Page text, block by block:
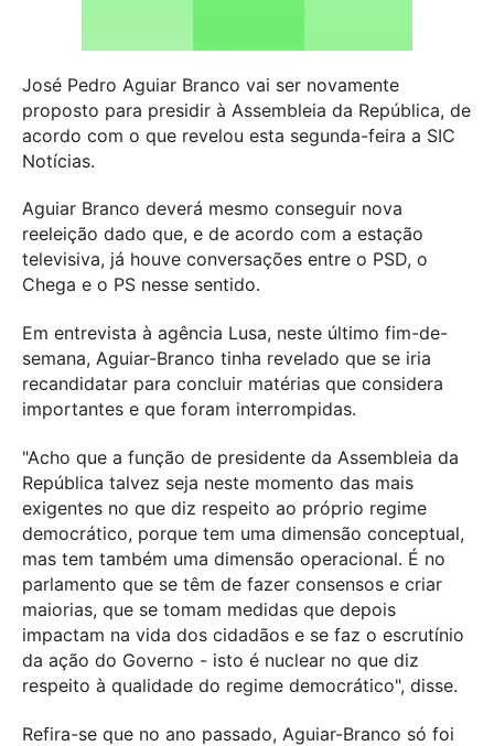
José Pedro Aguiar Branco vai ser novamente
proposto para presidir à Assembleia da República, de
acordo com o que revelou esta segunda-feira a SIC
Notícias.
Aguiar Branco deverá mesmo conseguir nova
reeleição dado que, e de acordo com a estação
televisiva, já houve conversações entre o PSD, o
Chega e o PS nesse sentido.
Em entrevista à agência Lusa, neste último fim-de-
semana, Aguiar-Branco tinha revelado que se iria
recandidatar para concluir matérias que considera
importantes e que foram interrompidas.
"Acho que a função de presidente da Assembleia da
República talvez seja neste momento das mais
exigentes no que diz respeito ao próprio regime
democrático, porque tem uma dimensão conceptual,
mas tem também uma dimensão operacional. É no
parlamento que se têm de fazer consensos e criar
maiorias, que se tomam medidas que depois
impactam na vida dos cidadãos e se faz o escrutínio
da ação do Governo - isto é nuclear no que diz
respeito à qualidade do regime democrático", disse.
Refira-se que no ano passado, Aguiar-Branco só foi